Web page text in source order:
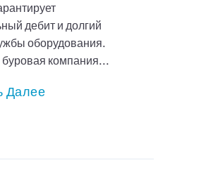
дебит и долгий
оборудования.
компания...
Далее